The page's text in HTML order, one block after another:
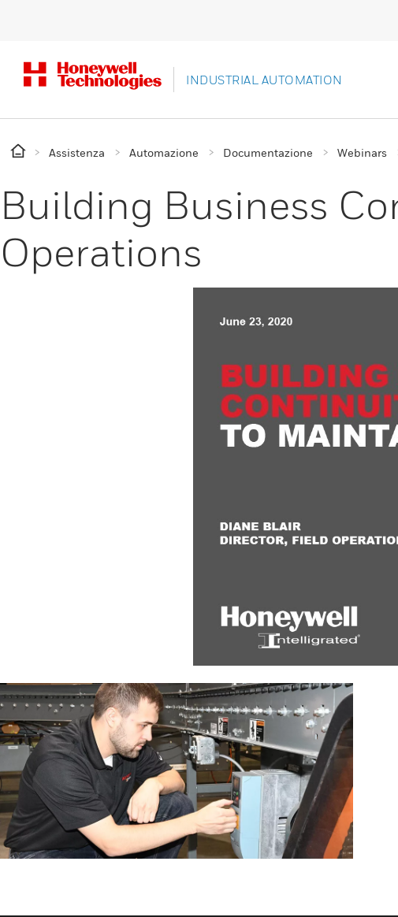
INDUSTRIAL AUTOMATION
Assistenza Automazione Documentazione Webinars
Building Business
Operations